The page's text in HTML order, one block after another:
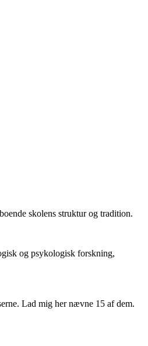
skolens struktur og tradition.
og psykologisk forskning,
Lad mig her nævne 15 af dem.